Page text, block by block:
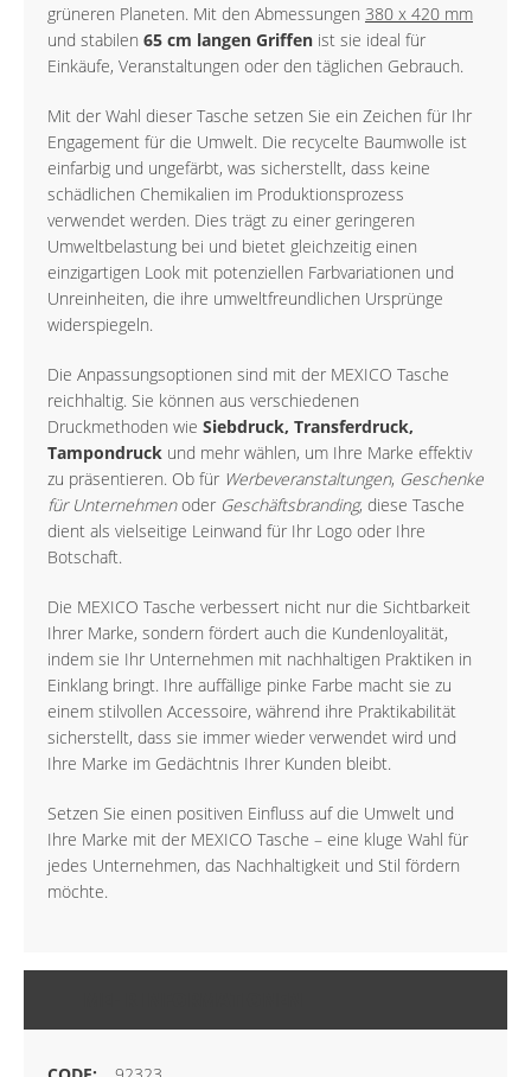
grüneren Planeten. Mit den Abmessungen 380 x 420 mm
und stabilen 65 cm langen Griffen ist sie ideal für
Einkäufe, Veranstaltungen oder den täglichen Gebrauch.
Mit der Wahl dieser Tasche setzen Sie ein Zeichen für Ihr
Engagement für die Umwelt. Die recycelte Baumwolle ist
einfarbig und ungefärbt, was sicherstellt, dass keine
schädlichen Chemikalien im Produktionsprozess
verwendet werden. Dies trägt zu einer geringeren
Umweltbelastung bei und bietet gleichzeitig einen
einzigartigen Look mit potenziellen Farbvariationen und
Unreinheiten, die ihre umweltfreundlichen Ursprünge
widerspiegeln.
Die Anpassungsoptionen sind mit der MEXICO Tasche
reichhaltig. Sie können aus verschiedenen
Druckmethoden wie Siebdruck, Transferdruck,
Tampondruck und mehr wählen, um Ihre Marke effektiv
zu präsentieren. Ob für Werbeveranstaltungen, Geschenke
für Unternehmenoder Geschäftsbranding, diese Tasche
dient als vielseitige Leinwand für Ihr Logo oder Ihre
Botschaft.
Die MEXICO Tasche verbessert nicht nur die Sichtbarkeit
Ihrer Marke, sondern fördert auch die Kundenloyalität,
indem sie Ihr Unternehmen mit nachhaltigen Praktiken in
Einklang bringt. Ihre auffällige pinke Farbe macht sie zu
einem stilvollen Accessoire, während ihre Praktikabilität
sicherstellt, dass sie immer wieder verwendet wird und
Ihre Marke im Gedächtnis Ihrer Kunden bleibt.
Setzen Sie einen positiven Einfluss auf die Umwelt und
Ihre Marke mit der MEXICO Tasche – eine kluge Wahl für
jedes Unternehmen, das Nachhaltigkeit und Stil fördern
möchte.